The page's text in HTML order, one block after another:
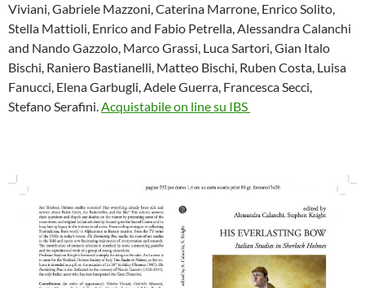
Viviani, Gabriele Mazzoni, Caterina Marrone, Enrico Solito,
Stella Mattioli, Enrico and Fabio Petrella, Alessandra Calanchi
and Nando Gazzolo, Marco Grassi, Luca Sartori, Gian Italo
Bischi, Raniero Bastianelli, Matteo Bischi, Ruben Costa, Luisa
Fanucci, Elena Garbugli, Adele Guerra, Francesca Secci,
Stefano Serafini.Acquistabile on line su IBS